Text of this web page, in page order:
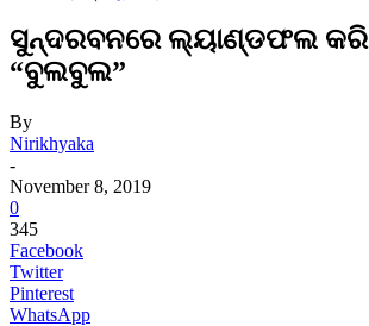
ସୁନ୍ଦରବନରେ ଲ୍ୟାଣ୍ଡଫଲ
“ବୁଲବୁଲ”
By
Nirikhyaka
-
November 8, 2019
0
345
Facebook
Twitter
Pinterest
WhatsApp